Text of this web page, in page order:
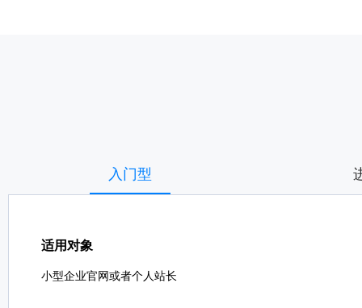
入门型
适用对象
小型企业官网或者个人站长